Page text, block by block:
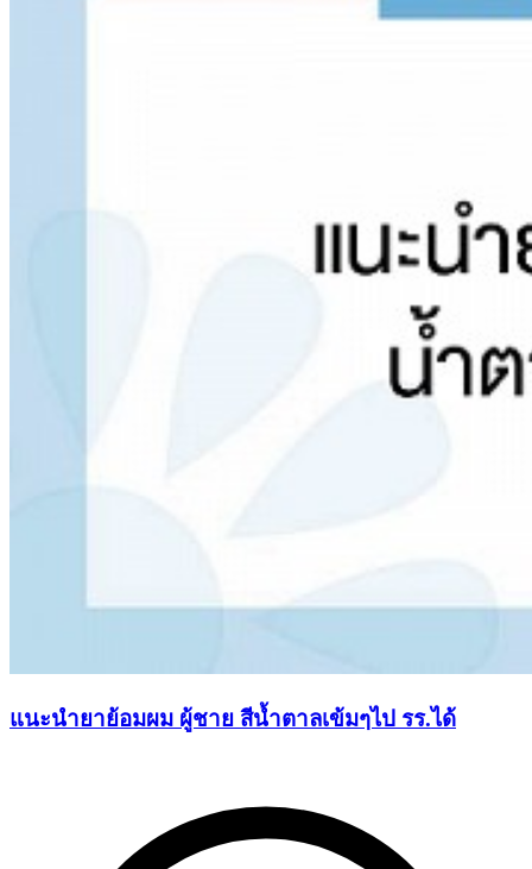
แนะนำยาย้อมผม ผู้ชาย สีน้ำตาลเข้มๆไป รร.ได้